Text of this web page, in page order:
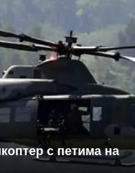
с петима на